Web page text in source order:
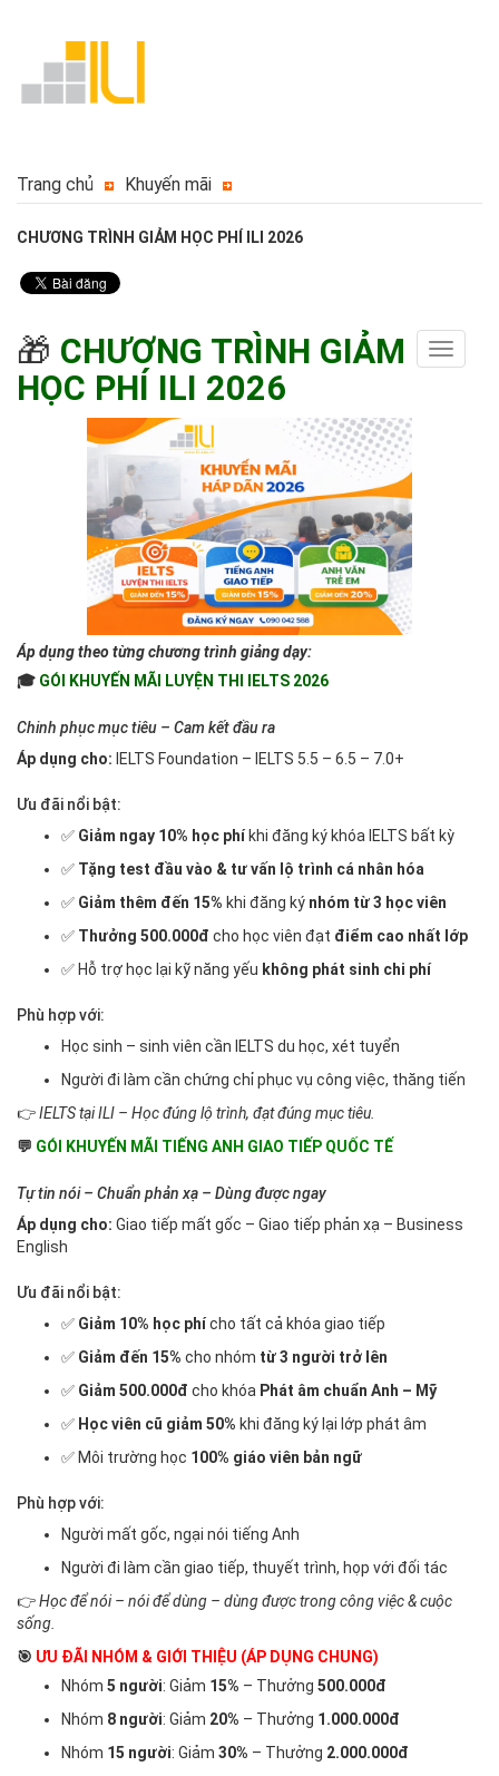
Toggle
Trang chủ Khuyến mãi
CHƯƠNG TRÌNH GIẢM HỌC PHÍ ILI 2026
🎁 CHƯƠNG TRÌNH GIẢM
HỌC PHÍ ILI 2026
Áp dụng theo từng chương trình giảng dạy:
🎓 GÓI KHUYẾN MÃI LUYỆN THI IELTS 2026
Chinh phục mục tiêu – Cam kết đầu ra
Áp dụng cho: IELTS Foundation – IELTS 5.5 – 6.5 – 7.0+
Ưu đãi nổi bật:
✅ Giảm ngay 10% học phíkhi đăng ký khóa IELTS bất kỳ
✅ Tặng test đầu vào & tư vấn lộ trình cá nhân hóa
✅ Giảm thêm đến 15% khi đăng ký nhóm từ 3 học viên
✅ Thưởng 500.000đ cho học viên đạt điểm cao nhất lớp
✅ Hỗ trợ học lại kỹ năng yếu không phát sinh chi phí
Phù hợp với:
Học sinh – sinh viên cần IELTS du học, xét tuyển
Người đi làm cần chứng chỉ phục vụ công việc, thăng tiến
👉IELTS tại ILI – Học đúng lộ trình, đạt đúng mục tiêu.
💬 GÓI KHUYẾN MÃI TIẾNG ANH GIAO TIẾP QUỐC TẾ
Tự tin nói – Chuẩn phản xạ – Dùng được ngay
Áp dụng cho: Giao tiếp mất gốc – Giao tiếp phản xạ – Business
English
Ưu đãi nổi bật:
✅ Giảm 10% học phícho tất cả khóa giao tiếp
✅ Giảm đến 15% cho nhóm từ 3 người trở lên
✅ Giảm 500.000đ cho khóa Phát âm chuẩn Anh – Mỹ
✅ Học viên cũ giảm 50% khi đăng ký lại lớp phát âm
✅ Môi trường học 100% giáo viên bản ngữ
Phù hợp với:
Người mất gốc, ngại nói tiếng Anh
Người đi làm cần giao tiếp, thuyết trình, họp với đối tác
👉Học để nói – nói để dùng – dùng được trong công việc & cuộc
sống.
🎯 ƯU ĐÃI NHÓM & GIỚI THIỆU (ÁP DỤNG CHUNG)
Nhóm 5 người: Giảm 15% – Thưởng 500.000đ
Nhóm 8 người: Giảm 20% – Thưởng 1.000.000đ
Nhóm 15 người: Giảm 30% – Thưởng 2.000.000đ